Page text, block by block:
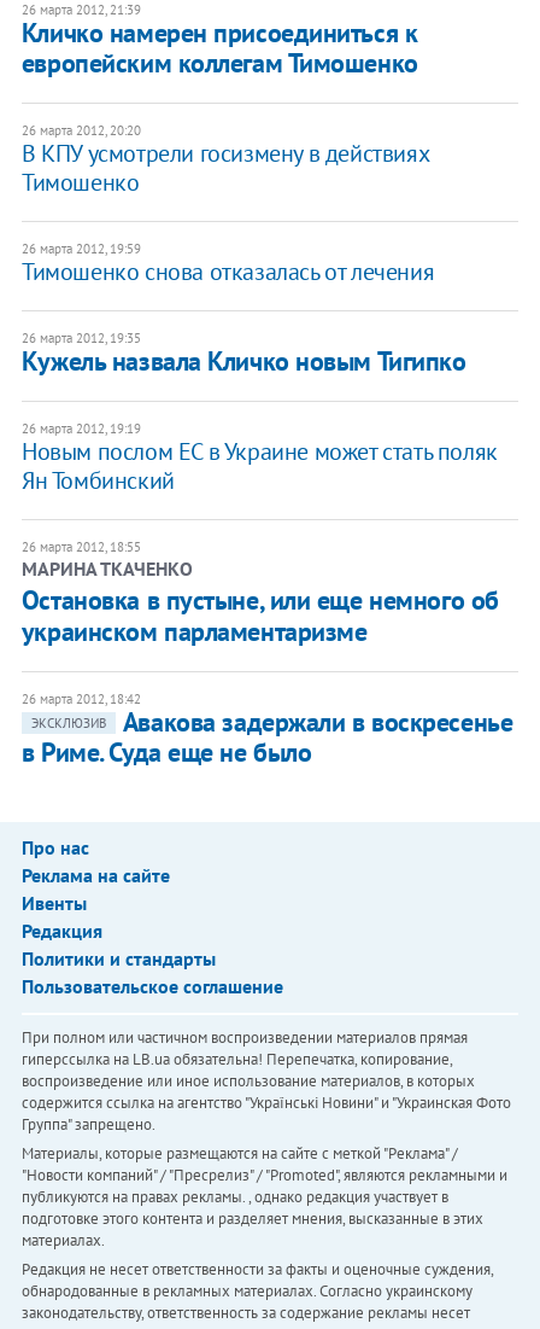
26 марта 2012, 21:39
Кличко намерен присоединиться к
европейским коллегам Тимошенко
26 марта 2012, 20:20
В КПУ усмотрели госизмену в действиях
Тимошенко
26 марта 2012, 19:59
Тимошенко снова отказалась от лечения
26 марта 2012, 19:35
Кужель назвала Кличко новым Тигипко
26 марта 2012, 19:19
Новым послом ЕС в Украине может стать поляк
Ян Томбинский
26 марта 2012, 18:55
МАРИНА ТКАЧЕНКО
Остановка в пустыне, или еще немного об
украинском парламентаризме
26 марта 2012, 18:42
ЭКСКЛЮЗИВ
Авакова задержали в воскресенье
в Риме. Суда еще не было
Про нас
Реклама на сайте
Ивенты
Редакция
Политики и стандарты
Пользовательское соглашение
При полном или частичном воспроизведении материалов прямая
гиперссылка на LB.ua обязательна! Перепечатка, копирование,
воспроизведение или иное использование материалов, в которых
содержится ссылка на агентство "Українськi Новини" и "Украинская Фото
Группа" запрещено.
Материалы, которые размещаются на сайте с меткой "Реклама" /
"Новости компаний" / "Пресрелиз" / "Promoted", являются рекламными и
публикуются на правах рекламы. , однако редакция участвует в
подготовке этого контента и разделяет мнения, высказанные в этих
материалах.
Редакция не несет ответственности за факты и оценочные суждения,
обнародованные в рекламных материалах. Согласно украинскому
законодательству, ответственность за содержание рекламы несет